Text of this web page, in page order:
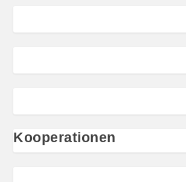
Kooperationen